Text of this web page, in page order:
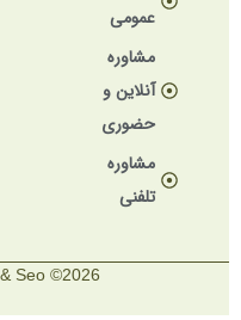
عمومی
مشاوره
آنلاین و
حضوری
مشاوره
تلفنی